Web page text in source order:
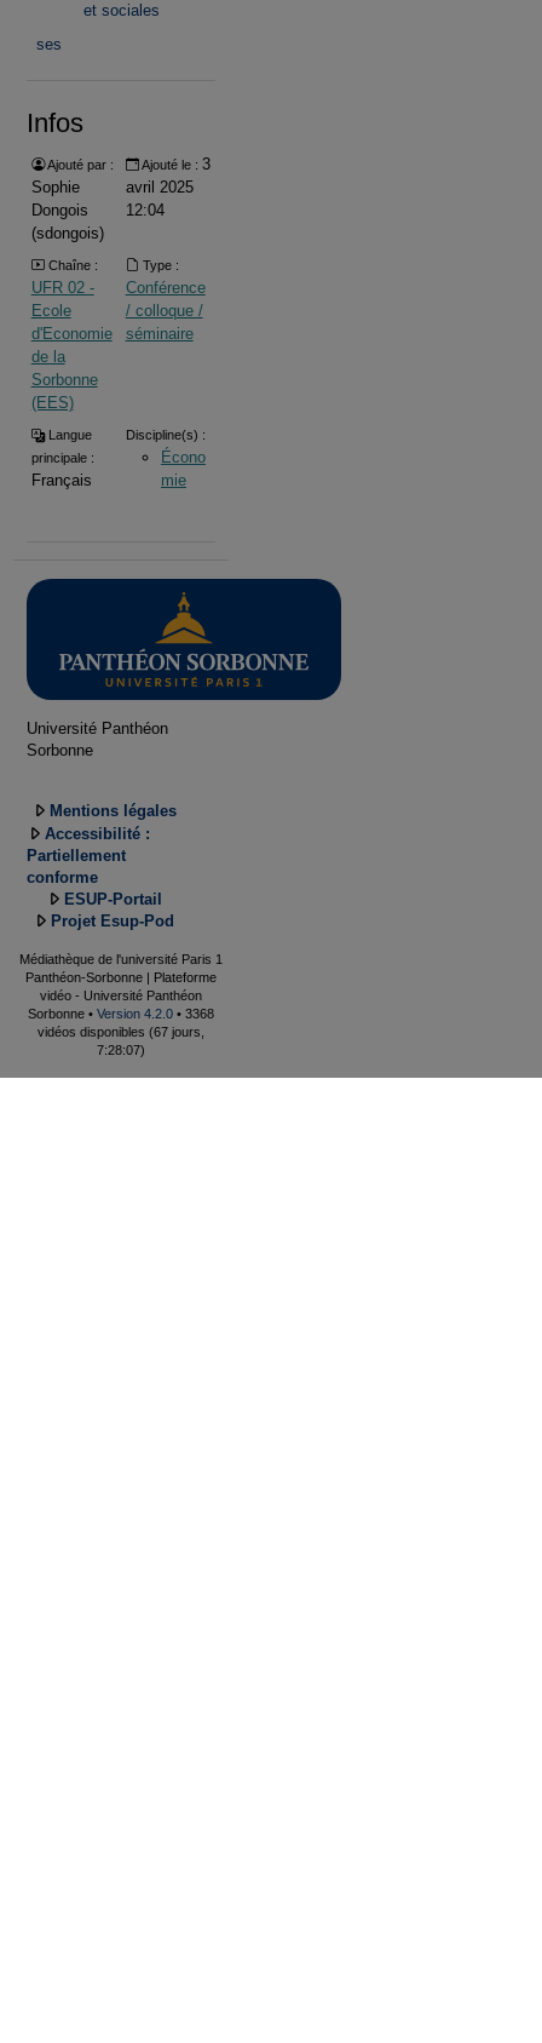
et sociales
ses
Infos
Ajouté par :
Sophie
Dongois
(sdongois)
Ajouté le : 3
avril 2025
12:04
Chaîne :
UFR 02 -
Ecole
d'Economie
de la
Sorbonne
(EES)
Type :
Conférence
/ colloque /
séminaire
Langue
principale :
Français
Discipline(s) :
Écono
mie
Université Panthéon
Sorbonne
Mentions légales
Accessibilité :
Partiellement
conforme
ESUP-Portail
Projet Esup-Pod
Médiathèque de l'université Paris 1
Panthéon-Sorbonne | Plateforme
vidéo - Université Panthéon
Sorbonne • Version 4.2.0 • 3368
vidéos disponibles (67 jours,
7:28:07)